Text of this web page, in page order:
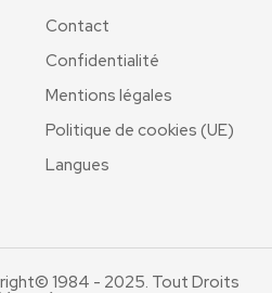
Contact
Confidentialité
Mentions légales
Politique de cookies (UE)
Langues
1984 - 2025. Tout Droits